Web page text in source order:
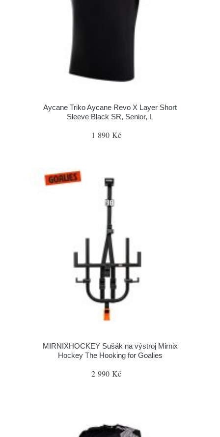
Aycane Triko Aycane Revo X Layer Short
Sleeve Black SR, Senior, L
1 890 Kč
MIRNIXHOCKEY Sušák na výstroj Mirnix
Hockey The Hooking for Goalies
2 990 Kč